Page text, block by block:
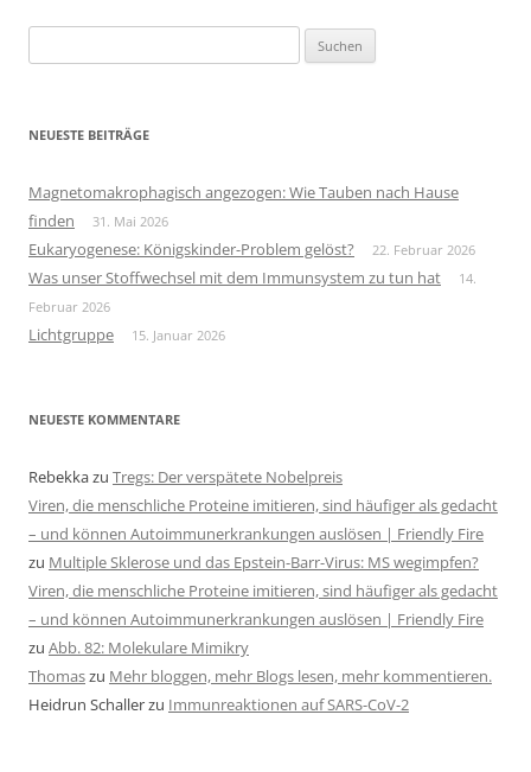
nach:
NEUESTE BEITRÄGE
Magnetomakrophagisch angezogen: Wie Tauben nach Hause
finden
31. Mai 2026
Eukaryogenese: Königskinder-Problem gelöst? 22. Februar 2026
Was unser Stoffwechsel mit dem Immunsystem zu tun hat
14.
Februar 2026
Lichtgruppe 15. Januar 2026
NEUESTE KOMMENTARE
Rebekkazu Tregs: Der verspätete Nobelpreis
Viren, die menschliche Proteine imitieren, sind häufiger als gedacht
– und können Autoimmunerkrankungen auslösen | Friendly Fire
zu Multiple Sklerose und das Epstein-Barr-Virus: MS wegimpfen?
Viren, die menschliche Proteine imitieren, sind häufiger als gedacht
– und können Autoimmunerkrankungen auslösen | Friendly Fire
zu Abb. 82: Molekulare Mimikry
Thomaszu Mehr bloggen, mehr Blogs lesen, mehr kommentieren.
Heidrun Schallerzu Immunreaktionen auf SARS-CoV-2